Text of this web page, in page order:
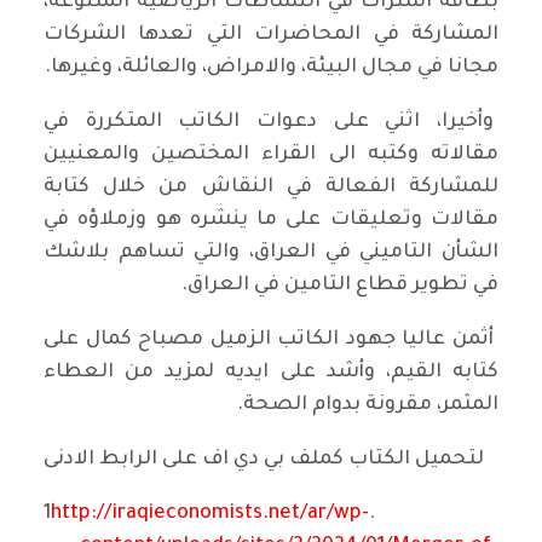
المشاركة في المحاضرات التي تعدها الشركات
مجانا في مجال البيئة، والامراض، والعائلة، وغيرها.
وأخيرا، اثني على دعوات الكاتب المتكررة في
مقالاته وكتبه الى القراء المختصين والمعنيين
للمشاركة الفعالة في النقاش من خلال كتابة
مقالات وتعليقات على ما ينشره هو وزملاؤه في
الشأن التاميني في العراق، والتي تساهم بلاشك
في تطوير قطاع التامين في العراق.
أثمن عاليا جهود الكاتب الزميل مصباح كمال على
كتابه القيم، وأشد على ايديه لمزيد من العطاء
المثمر، مقرونة بدوام الصحة.
لتحميل الكتاب كملف بي دي اف على الرابط الادنى
.1
http://iraqieconomists.net/ar/wp-